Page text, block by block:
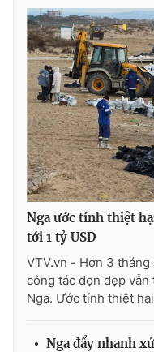
® Cấm sao chép dưới
thuận bằng văn bản. Ghi
thông tin từ website này.
Nga ước tính thiệt
tới 1 tỷ USD
VTV.vn - Hơn 3
công tác dọn dẹp
Nga. Ước tính thiệt
Nga đẩy nhanh